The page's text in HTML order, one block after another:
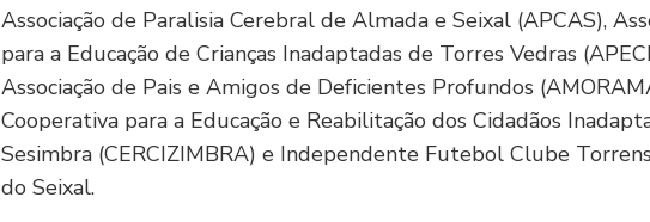
Associação de Paralisia Cerebral de Almada e Seixal (APCAS),
para a Educação de Crianças Inadaptadas de Torres Vedras
Associação de Pais e Amigos de Deficientes Profundos
Cooperativa para a Educação e Reabilitação dos Cidadãos
Sesimbra (CERCIZIMBRA) e Independente Futebol Clube
do Seixal.